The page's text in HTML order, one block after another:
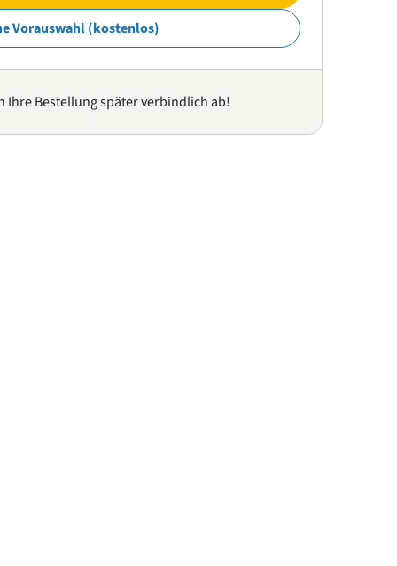
Vorauswahl (kostenlos)
Ihre Bestellung später verbindlich ab!